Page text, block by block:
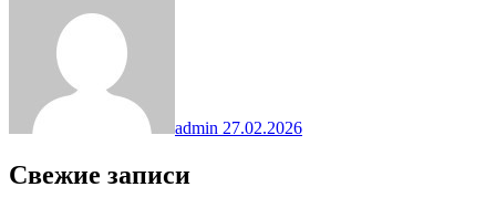
admin 27.02.2026
Свежие записи